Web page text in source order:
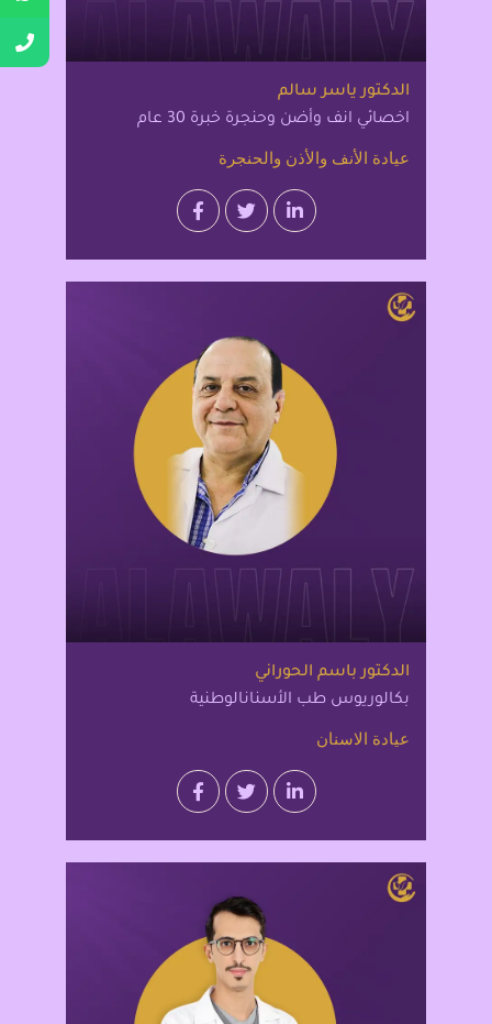
الدكتور ياسر سالم
اخصائي انف وأضن وحنجرة خبرة 30 عام
عيادة الأنف والأذن والحنجرة
الدكتور باسم الحوراني
بكالوريوس طب الأسنانالوطنية
عيادة الاسنان